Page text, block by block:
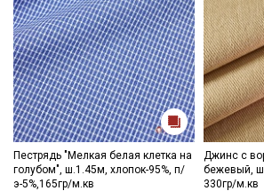
Пестрядь "Мелкая белая клетка на
голубом", ш.1.45м, хлопок-95%, п/
э-5%,165гр/м.кв
Джинс с
бежевый,
330гр/м.кв